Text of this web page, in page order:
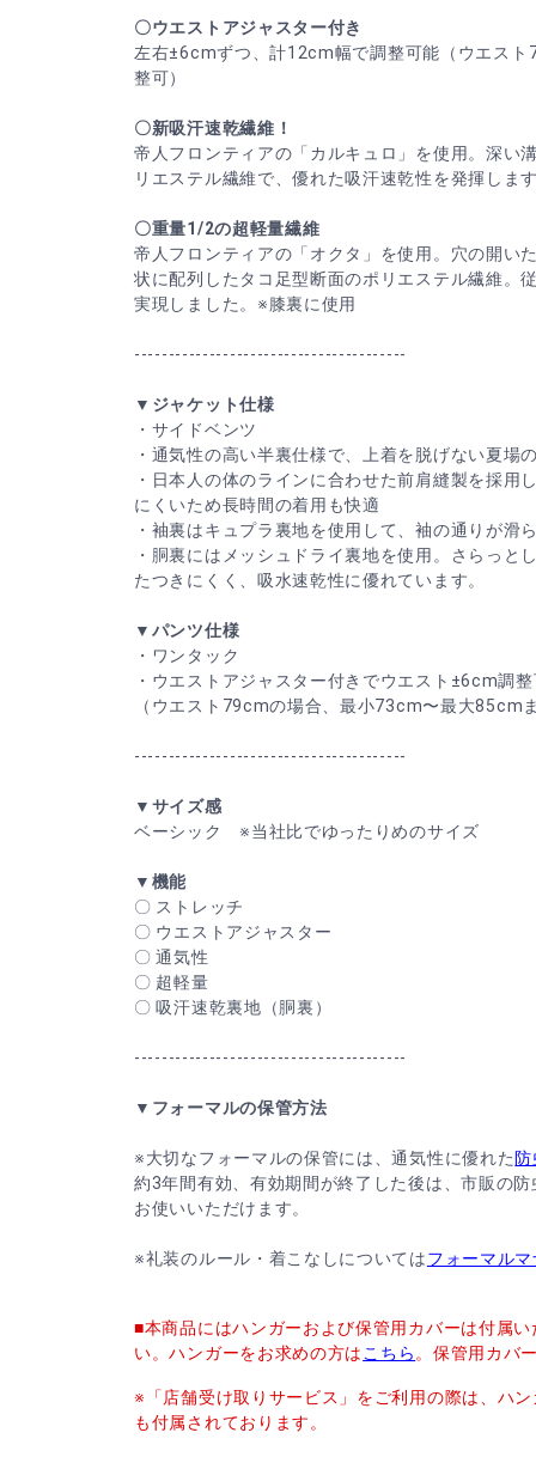
〇ウエストアジャスター付き
左右±6cmずつ、計12cm幅で調整可能（ウエス
整可）
〇新吸汗速乾繊維！
帝人フロンティアの「カルキュロ」を使用。深い
リエステル繊維で、優れた吸汗速乾性を発揮しま
〇重量1/2の超軽量繊維
帝人フロンティアの「オクタ」を使用。穴の開い
状に配列したタコ足型断面のポリエステル繊維。
実現しました。※膝裏に使用
----------------------------------------
▼ジャケット仕様
・サイドベンツ
・通気性の高い半裏仕様で、上着を脱げない夏場
・日本人の体のラインに合わせた前肩縫製を採用
にくいため長時間の着用も快適
・袖裏はキュプラ裏地を使用して、袖の通りが滑
・胴裏にはメッシュドライ裏地を使用。さらっと
たつきにくく、吸水速乾性に優れています。
▼パンツ仕様
・ワンタック
・ウエストアジャスター付きでウエスト±6cm調
（ウエスト79cmの場合、最小73cm〜最大85cm
----------------------------------------
▼サイズ感
ベーシック ※当社比でゆったりめのサイズ
▼機能
〇 ストレッチ
〇 ウエストアジャスター
〇 通気性
〇 超軽量
〇 吸汗速乾裏地（胴裏）
----------------------------------------
▼フォーマルの保管方法
※大切なフォーマルの保管には、通気性に優れた
約3年間有効、有効期間が終了した後は、市販の
お使いいただけます。
※礼装のルール・着こなしについてはフォーマル
■本商品にはハンガーおよび保管用カバーは付属
い。ハンガーをお求めの方はこちら。保管用カバ
※「店舗受け取りサービス」をご利用の際は、ハ
も付属されております。